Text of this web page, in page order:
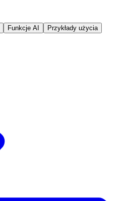
Funkcje AI
Przykłady użycia